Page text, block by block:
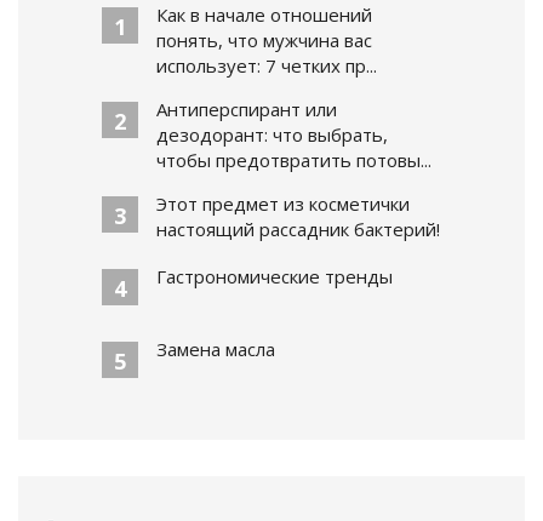
1
Как в начале отношений
понять, что мужчина вас
использует: 7 четких пр...
2
Антиперспирант или
дезодорант: что выбрать,
чтобы предотвратить потовы...
3
Этот предмет из косметички
настоящий рассадник бактерий!
4 Гастрономические тренды
5 Замена масла